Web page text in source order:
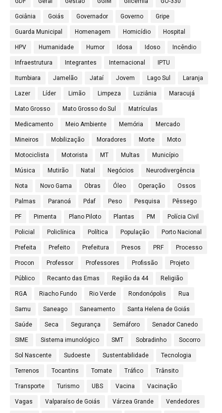
Goiânia Goiás Governador Governo Gripe
Guarda Municipal Homenagem Homicídio Hospital
HPV Humanidade Humor Idosa Idoso Incêndio
Infraestrutura Integrantes Internacional IPTU
Itumbiara Jamelão Jataí Jovem Lago Sul Laranja
Lazer Líder Limão Limpeza Luziânia Maracujá
Mato Grosso Mato Grosso do Sul Matrículas
Medicamento Meio Ambiente Memória Mercado
Mineiros Mobilização Moradores Morte Moto
Motociclista Motorista MT Multas Município
Música Mutirão Natal Negócios Neurodivergência
Nota Novo Gama Obras Óleo Operação Ossos
Palmas Paranoá Pdaf Peso Pesquisa Pêssego
PF Pimenta Plano Piloto Plantas PM Polícia Civil
Policial Policlínica Política População Porto Nacional
Prefeita Prefeito Prefeitura Presos PRF Processo
Procon Professor Professores Profissão Projeto
Público Recanto das Emas Região da 44 Religião
RGA Riacho Fundo Rio Verde Rondonópolis Rua
Samu Saneago Saneamento Santa Helena de Goiás
Saúde Seca Segurança Semáforo Senador Canedo
SIME Sistema imunológico SMT Sobradinho Socorro
Sol Nascente Sudoeste Sustentabilidade Tecnologia
Terrenos Tocantins Tomate Tráfico Trânsito
Transporte Turismo UBS Vacina Vacinação
Vagas Valparaíso de Goiás Várzea Grande Vendedores